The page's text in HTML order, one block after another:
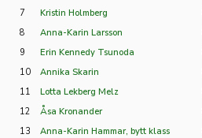
7
Kristin Holmberg
8
Anna-Karin Larsson
9
Erin Kennedy Tsunoda
10
Annika Skarin
11
Lotta Lekberg Melz
12
Åsa Kronander
13
Anna-Karin Hammar, bytt klass